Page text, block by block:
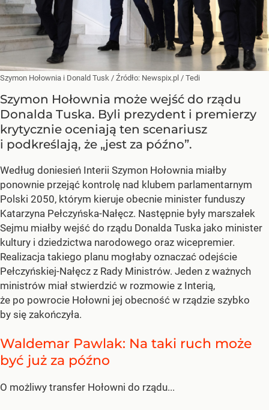
Szymon Hołownia i Donald Tusk / Źródło: Newspix.pl / Tedi
Szymon Hołownia może wejść do rządu
Donalda Tuska. Byli prezydent i premierzy
krytycznie oceniają ten scenariusz
i podkreślają, że „jest za późno”.
Według doniesień Interii Szymon Hołownia miałby
ponownie przejąć kontrolę nad klubem parlamentarnym
Polski 2050, którym kieruje obecnie minister funduszy
Katarzyna Pełczyńska-Nałęcz. Następnie były marszałek
Sejmu miałby wejść do rządu Donalda Tuska jako minister
kultury i dziedzictwa narodowego oraz wicepremier.
Realizacja takiego planu mogłaby oznaczać odejście
Pełczyńskiej-Nałęcz z Rady Ministrów. Jeden z ważnych
ministrów miał stwierdzić w rozmowie z Interią,
że po powrocie Hołowni jej obecność w rządzie szybko
by się zakończyła.
Waldemar Pawlak: Na taki ruch może
być już za późno
O możliwy transfer Hołowni do rządu...